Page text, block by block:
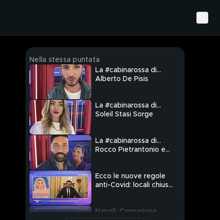
Nella stessa puntata
La #cabinarossa di…
Alberto De Pisis
La #cabinarossa di…
Soleil Stasi Sorge
La #cabinarossa di…
Rocco Pietrantonio e
Ecco le nuove regole
anti-Covid: locali chiusi
Napoli, Comunione